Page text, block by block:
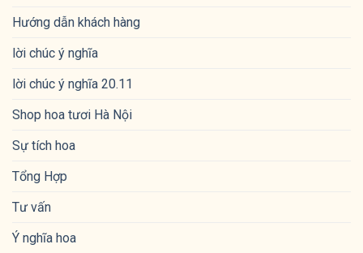
Hướng dẫn khách hàng
lời chúc ý nghĩa
lời chúc ý nghĩa 20.11
Shop hoa tươi Hà Nội
Sự tích hoa
Tổng Hợp
Tư vấn
Ý nghĩa hoa